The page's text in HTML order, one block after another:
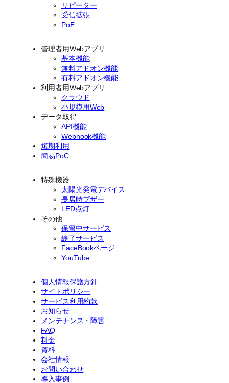
リピーター
受信拡張
PoE
管理者用Webアプリ
基本機能
無料アドオン機能
有料アドオン機能
利用者用Webアプリ
クラウド
小規模用Web
データ取得
API機能
Webhook機能
短期利用
簡易PoC
特殊機器
太陽光発電デバイス
長居時ブザー
LED点灯
その他
保留中サービス
終了サービス
FaceBookページ
YouTube
個人情報保護方針
サイトポリシー
サービス利用約款
お知らせ
メンテナンス・障害
FAQ
料金
資料
会社情報
お問い合わせ
導入事例